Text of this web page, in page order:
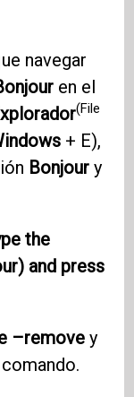
navegar
en el
(File
+ E),
Bonjour y
the
and press
–remove y